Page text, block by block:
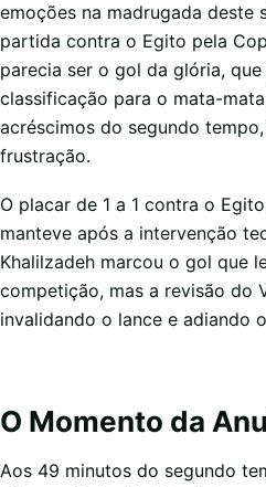
emoções na madrugada deste
partida contra o Egito pela
parecia ser o gol da glória,
classificação para o mata-
acréscimos do segundo
frustração.
O placar de 1 a 1 contra o
manteve após a intervenção
Khalilzadeh marcou o gol que
competição, mas a revisão do
invalidando o lance e adiando
O Momento da
Aos 49 minutos do segundo